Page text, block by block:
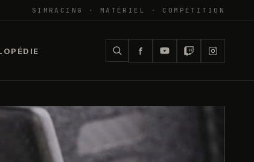
SIMRACING · MATÉRIEL · COMPÉTITION